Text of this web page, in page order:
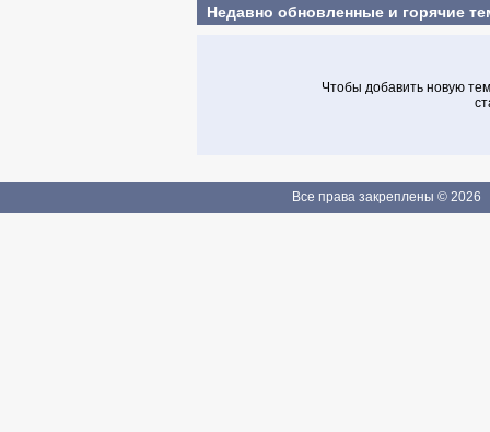
Недавно обновленные и горячие
Чтобы добавить новую
Все права закреплены © 2026